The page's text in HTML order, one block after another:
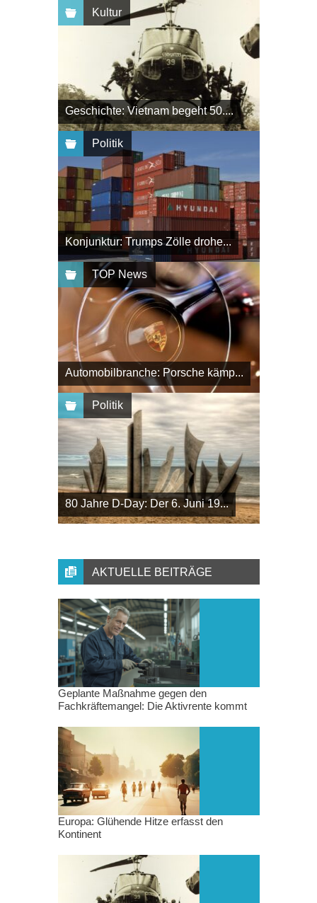
Kultur
Geschichte: Vietnam begeht 50....
Politik
Konjunktur: Trumps Zölle drohe...
TOP News
Automobilbranche: Porsche kämp...
Politik
80 Jahre D-Day: Der 6. Juni 19...
AKTUELLE BEITRÄGE
Geplante Maßnahme gegen den
Fachkräftemangel: Die Aktivrente kommt
Europa: Glühende Hitze erfasst den
Kontinent